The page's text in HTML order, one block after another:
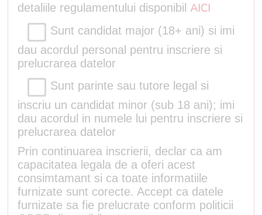
detaliile regulamentului disponibil AICI
Sunt candidat major (18+ ani) si imi
dau acordul personal pentru inscriere si
prelucrarea datelor
Sunt parinte sau tutore legal si
inscriu un candidat minor (sub 18 ani); imi
dau acordul in numele lui pentru inscriere si
prelucrarea datelor
Prin continuarea inscrierii, declar ca am
capacitatea legala de a oferi acest
consimtamant si ca toate informatiile
furnizate sunt corecte. Accept ca datele
furnizate sa fie prelucrate conform politicii